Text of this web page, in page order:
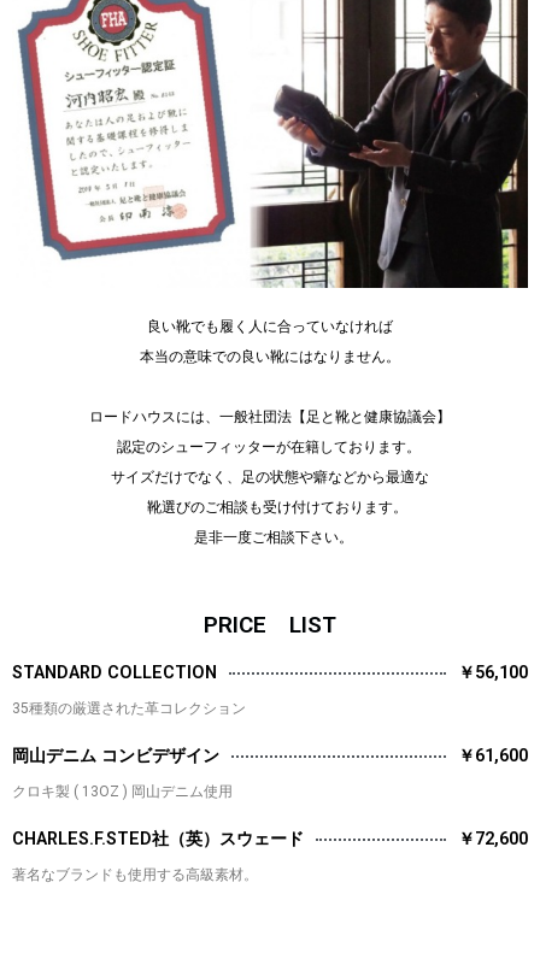
良い靴でも履く人に合っていなければ
本当の意味での良い靴にはなりません。
ロードハウスには、一般社団法 【足と靴と健康協議会】
認定のシューフィッターが在籍しております。
サイズだけでなく、足の状態や癖などから最適な
靴選びのご相談も受け付けております。
是非一度ご相談下さい。
PRICE LIST
STANDARD COLLECTION ￥56,100
35種類の厳選された革コレクション
岡山デニム コンビデザイン ￥61,600
クロキ製 ( 13OZ ) 岡山デニム使用
CHARLES.F.STED社（英）スウェード ￥72,600
著名なブランドも使用する高級素材。